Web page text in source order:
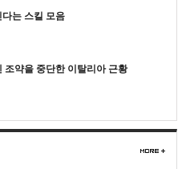
는 스킬 모음
조약을 중단한 이탈리아 근황